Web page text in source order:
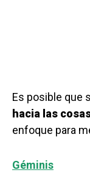
Es posible que
hacia las
enfoque para
Géminis